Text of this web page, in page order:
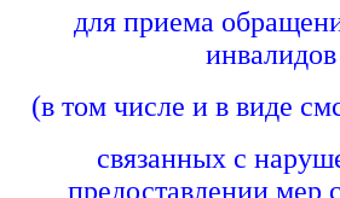
для приема
инвалидов
(в том числе и в виде
связанных с
предоставлении мер